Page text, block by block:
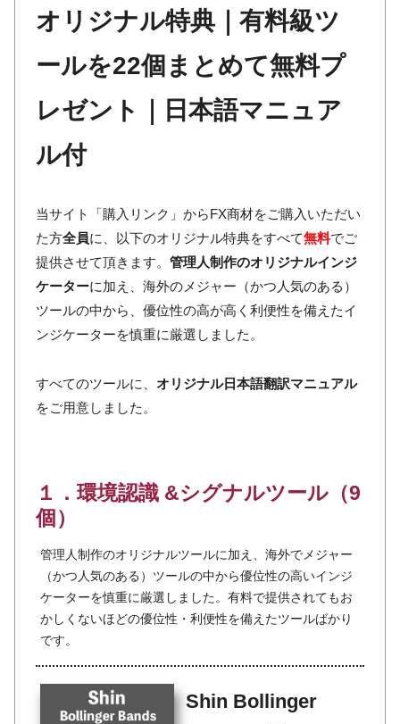
オリジナル特典｜有料級ツ
ールを22個まとめて無料プ
レゼント｜日本語マニュア
ル付
当サイト「購入リンク」からFX商材をご購入いただい
た方全員に、以下のオリジナル特典をすべて無料でご
提供させて頂きます。 管理人制作のオリジナルインジ
ケーターに加え、海外のメジャー（かつ人気のある）
ツールの中から、優位性の高が高く利便性を備えたイ
ンジケーターを慎重に厳選しました。
すべてのツールに、 オリジナル日本語翻訳マニュアル
をご用意しました。
１．環境認識 &シグナルツール（9
個）
管理人制作のオリジナルツールに加え、海外でメジャー
（かつ人気のある）ツールの中から優位性の高いインジ
ケーターを慎重に厳選しました。有料で提供されてもお
かしくないほどの優位性・利便性を備えたツールばかり
です。
Shin Bollinger